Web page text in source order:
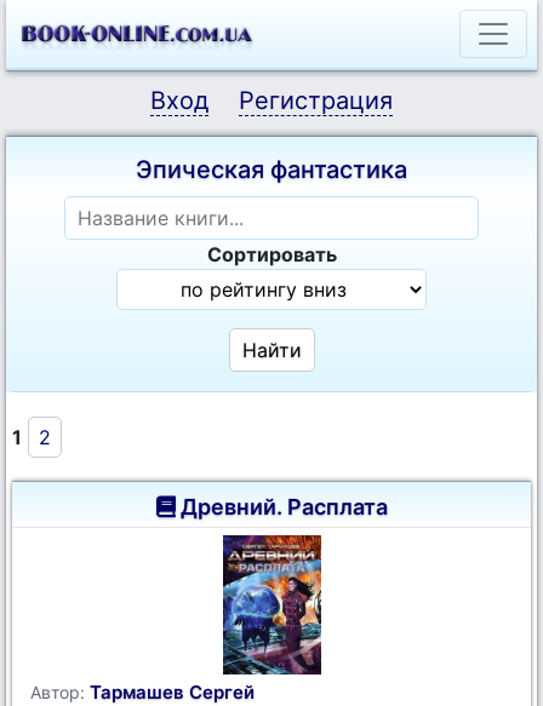
Вход Регистрация
Эпическая фантастика
Сортировать
1 2
Древний. Расплата
Автор: Тармашев Сергей